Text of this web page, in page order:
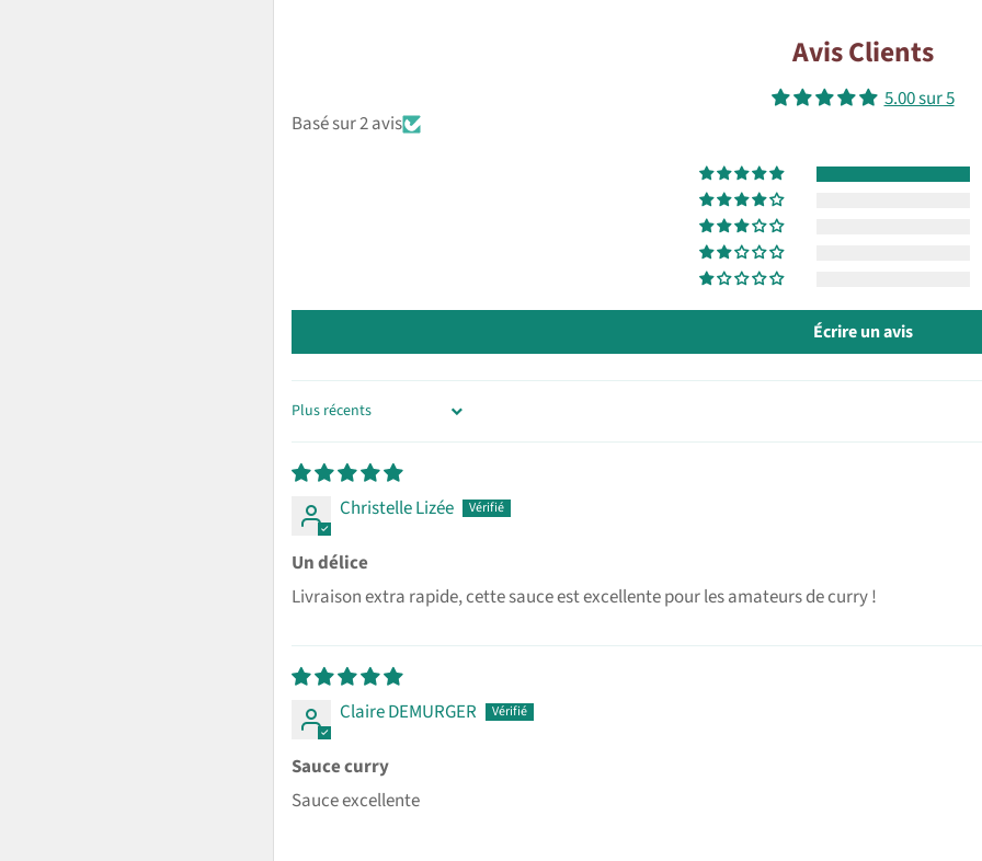
Avis Clients
5.00 sur 5
Basé sur 2 avis
Écrire un avis
SORT BY
Christelle Lizée
Un délice
Livraison extra rapide, cette sauce est excellente pour les amateurs de curry !
Claire DEMURGER
Sauce curry
Sauce excellente